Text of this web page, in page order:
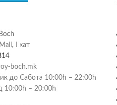
I кат
boch.mk
до Сабота 10:00h – 22:00h
10:00h – 20:00h